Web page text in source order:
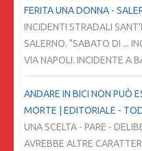
FERITA UNA DONNA -
INCIDENTI STRADALI
SALERNO. "SABATO DI ...
VIA NAPOLI. INCIDENTE A
ANDARE IN BICI NON PUÒ
MORTE | EDITORIALE -
UNA SCELTA - PARE -
AVREBBE ALTRE